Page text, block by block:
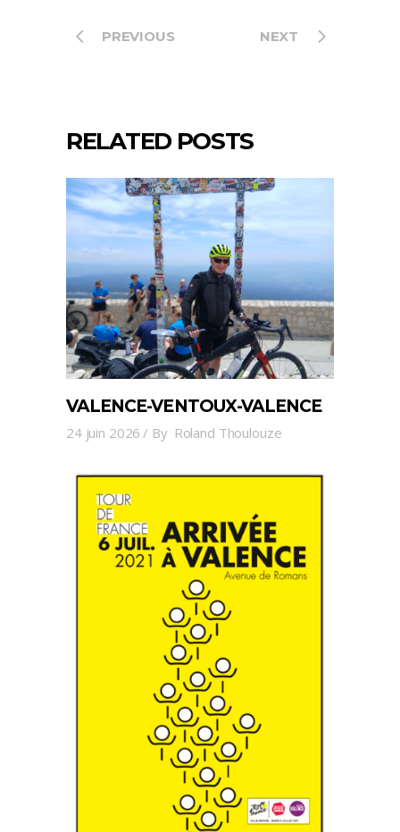
PREVIOUS NEXT
RELATED POSTS
VALENCE-VENTOUX-VALENCE
24 juin 2026 By Roland Thoulouze